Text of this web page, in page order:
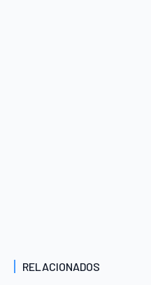
RELACIONADOS